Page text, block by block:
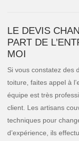
LE DEVIS
PART DE
MOI
Si vous constatez des
toiture, faites appel à
équipe est très
client. Les artisans
techniques pour
d’expérience, ils